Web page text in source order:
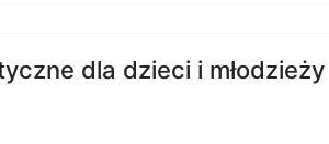
dla dzieci i młodzieży